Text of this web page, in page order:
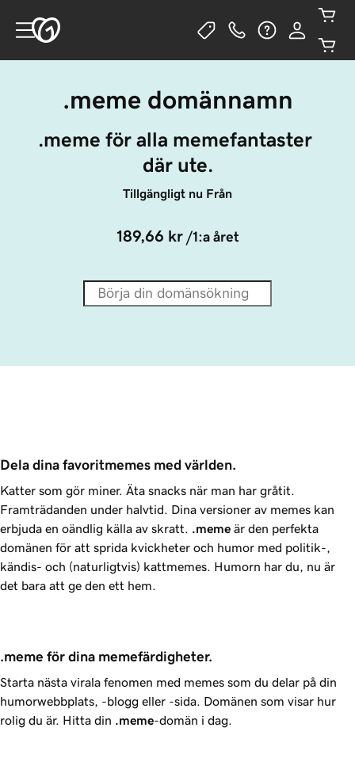
.meme domännamn
.meme för alla memefantaster
där ute.
Tillgängligt nu Från
189,66 kr /1:a året
Dela dina favoritmemes med världen.
Katter som gör miner. Äta snacks när man har gråtit.
Framträdanden under halvtid. Dina versioner av memes kan
erbjuda en oändlig källa av skratt.
.meme är den perfekta
domänen för att sprida kvickheter och humor med politik-,
kändis- och (naturligtvis) kattmemes. Humorn har du, nu är
det bara att ge den ett hem.
.meme för dina memefärdigheter.
Starta nästa virala fenomen med memes som du delar på din
humorwebbplats, -blogg eller -sida. Domänen som visar hur
rolig du är. Hitta din .meme-domän i dag.